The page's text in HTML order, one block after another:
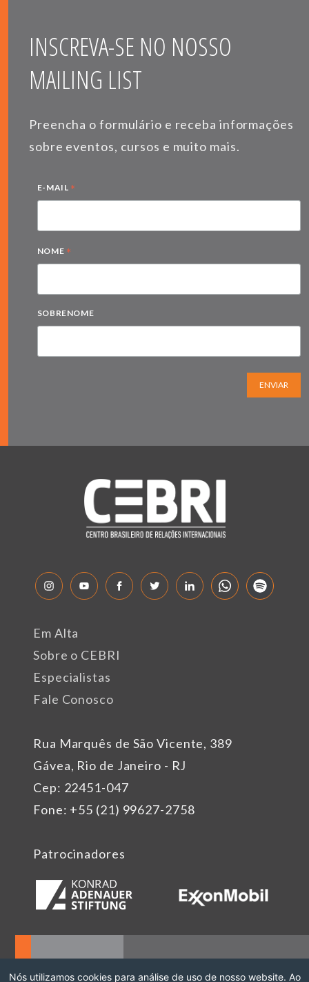
INSCREVA-SE NO NOSSO
MAILING LIST
Preencha o formulário e receba informações
sobre eventos, cursos e muito mais.
E-MAIL *
NOME *
SOBRENOME
ENVIAR
Rua Marquês de São Vicente, 389
Gávea, Rio de Janeiro - RJ
Cep: 22451-047
Fone: +55 (21) 99627-2758
Em Alta
Sobre o CEBRI
Especialistas
Fale Conosco
Patrocinadores
Nós utilizamos cookies para análise de uso de nosso website. Ao